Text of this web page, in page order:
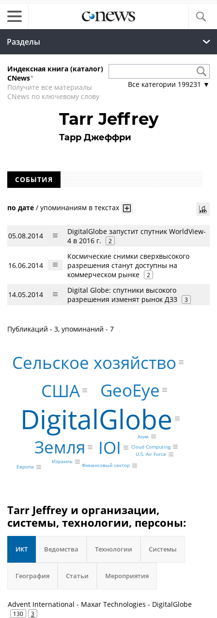
Разделы
Индексная книга (каталог)
CNews*
Получите все материалы
CNews по ключевому слову
Все категории 199231 ▼
Tarr Jeffrey
Тарр Джеффри
СОБЫТИЯ
по дате / упоминаниям в текстах
05.08.2014
DigitalGlobe запустит спутник WorldView-
4 в 2016 г.
2
16.06.2014
Космические снимки сверхвысокого
разрешения станут доступны на
коммерческом рынке
2
14.05.2014
Digital Globe: спутники высокого
разрешения изменят рынок ДЗЗ
3
Публикаций - 3, упоминаний - 7
DigitalGlobe
GeoEye
США
Земля
Сельское хозяйство
IOI U.S. Air Force
Cloud Computing
Азия
Европа
Израиль
Финансовый сектор
Tarr Jeffrey и организации,
системы, технологии, персоны:
ИКТ Ведомства Технологии Системы
География Статьи Мероприятия
Advent International - Maxar Technologies - DigitalGlobe
130 3